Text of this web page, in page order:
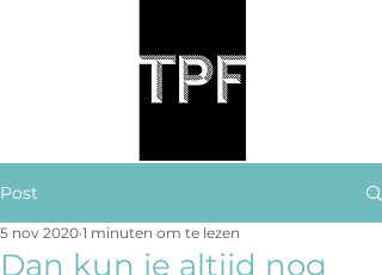
Post
Dan kun je altijd nog
5 nov 2020 1 minuten om te lezen